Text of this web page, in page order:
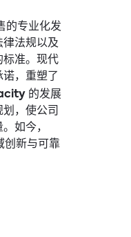
的专业化发
法规以及
准。现代
，重塑了
的发展
，使公司
如今，
新与可靠